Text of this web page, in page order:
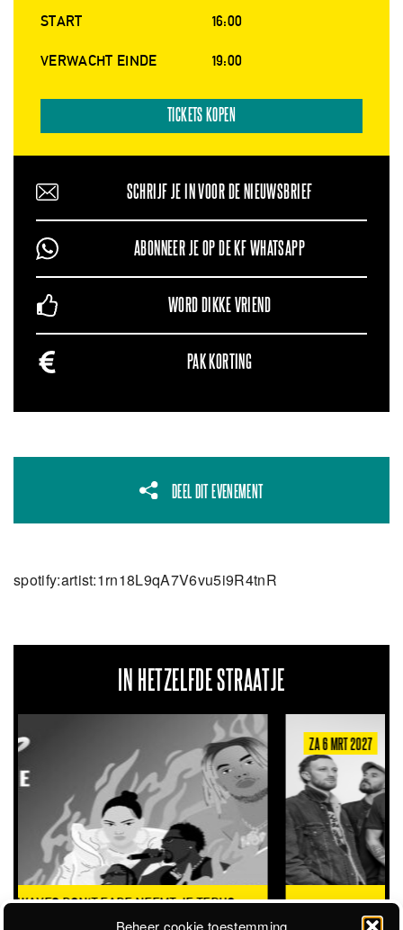
Beheer cookie toestemming
START 16:00
VERWACHT EINDE 19:00
TICKETS KOPEN
SCHRIJF JE IN VOOR DE NIEUWSBRIEF
ABONNEER JE OP DE KF WHATSAPP
WORD DIKKE VRIEND
PAK KORTING
DEEL DIT EVENEMENT
spotify:artist:1rn18L9qA7V6vu5i9R4tnR
IN HETZELFDE STRAATJE